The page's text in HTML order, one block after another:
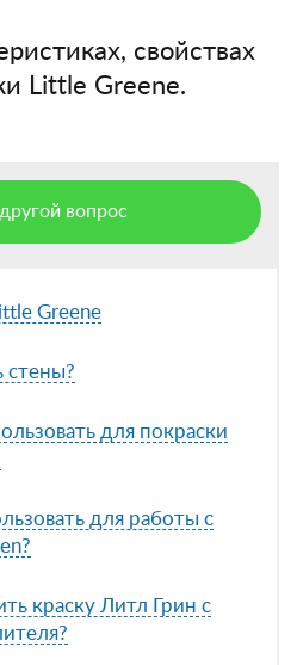
свойствах
Little Greene.
вопрос
Greene
стены?
для покраски
для работы с
краску Литл Грин с